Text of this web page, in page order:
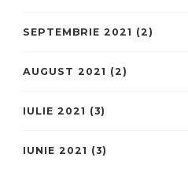
SEPTEMBRIE 2021 (2)
AUGUST 2021 (2)
IULIE 2021 (3)
IUNIE 2021 (3)